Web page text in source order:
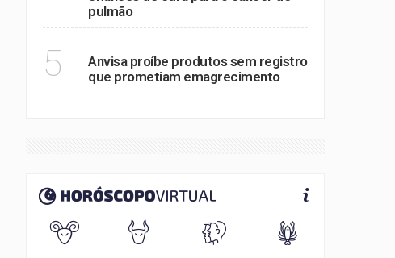
pulmão
5
Anvisa proíbe produtos sem registro
que prometiam emagrecimento